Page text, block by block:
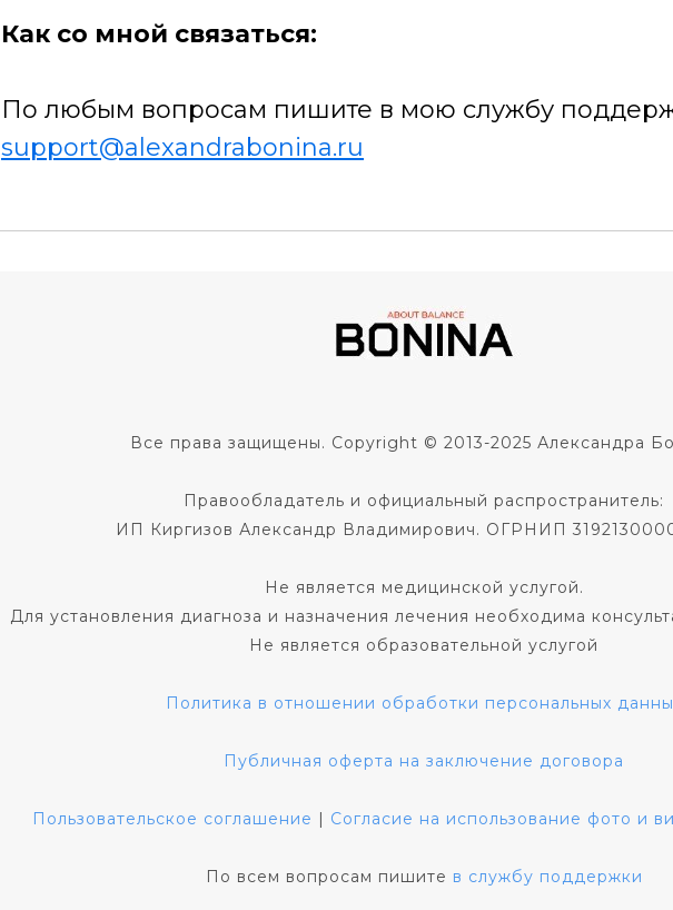
Как со мной связаться:
По любым вопросам пишите в мою службу
support@alexandrabonina.ru
Все права защищены. Copyright © 2013-2025 Александра
Правообладатель и официальный распространитель:
ИП Киргизов Александр Владимирович. ОГРНИП
Не является медицинской услугой.
Для установления диагноза и назначения лечения необходима
Не является образовательной услугой
Политика в отношении обработки персональных
Публичная оферта на заключение договора
Пользовательское соглашение | Согласие на использование фото и
По всем вопросам пишите в службу поддержки